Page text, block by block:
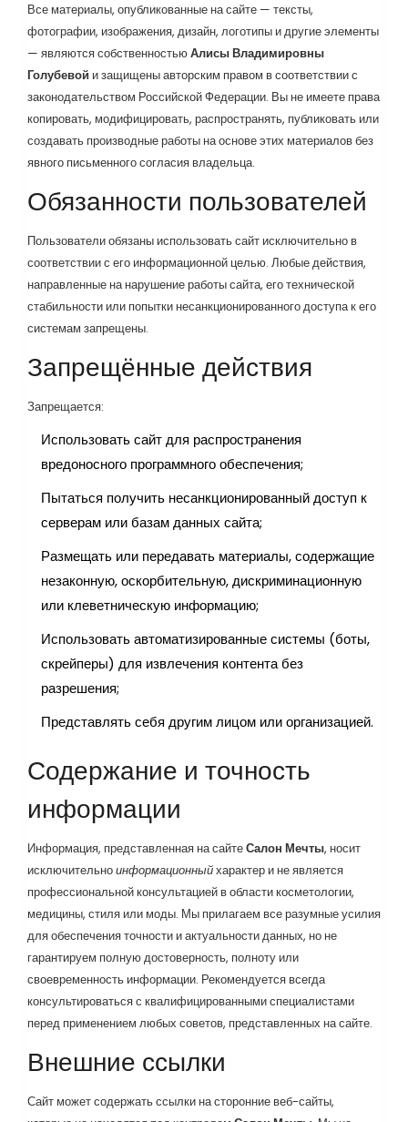
Все материалы, опубликованные на сайте — тексты,
фотографии, изображения, дизайн, логотипы и другие элементы
— являются собственностьюАлисы Владимировны
Голубевой и защищены авторским правом в соответствии с
законодательством Российской Федерации. Вы не имеете права
копировать, модифицировать, распространять, публиковать или
создавать производные работы на основе этих материалов без
явного письменного согласия владельца.
Обязанности пользователей
Пользователи обязаны использовать сайт исключительно в
соответствии с его информационной целью. Любые действия,
направленные на нарушение работы сайта, его технической
стабильности или попытки несанкционированного доступа к его
системам запрещены.
Запрещённые действия
Запрещается:
Использовать сайт для распространения
вредоносного программного обеспечения;
Пытаться получить несанкционированный доступ к
серверам или базам данных сайта;
Размещать или передавать материалы, содержащие
незаконную, оскорбительную, дискриминационную
или клеветническую информацию;
Использовать автоматизированные системы (боты,
скрейперы) для извлечения контента без
разрешения;
Представлять себя другим лицом или организацией.
Содержание и точность
информации
Информация, представленная на сайтеСалон Мечты, носит
исключительноинформационныйхарактер и не является
профессиональной консультацией в области косметологии,
медицины, стиля или моды. Мы прилагаем все разумные усилия
для обеспечения точности и актуальности данных, но не
гарантируем полную достоверность, полноту или
своевременность информации. Рекомендуется всегда
консультироваться с квалифицированными специалистами
перед применением любых советов, представленных на сайте.
Внешние ссылки
Сайт может содержать ссылки на сторонние веб-сайты,